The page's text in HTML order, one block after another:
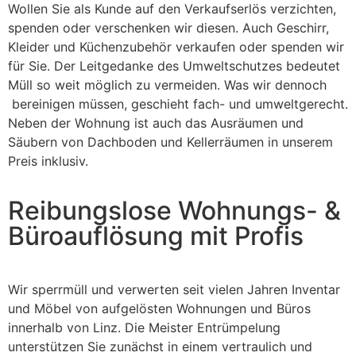
Wollen Sie als Kunde auf den Verkaufserlös verzichten,
spenden oder verschenken wir diesen. Auch Geschirr,
Kleider und Küchenzubehör verkaufen oder spenden wir
für Sie. Der Leitgedanke des Umweltschutzes bedeutet
Müll so weit möglich zu vermeiden. Was wir dennoch
bereinigen müssen, geschieht fach- und umweltgerecht.
Neben der Wohnung ist auch das Ausräumen und
Säubern von Dachboden und Kellerräumen in unserem
Preis inklusiv.
Reibungslose Wohnungs- &
Büroauflösung mit Profis
Wir sperrmüll und verwerten seit vielen Jahren Inventar
und Möbel von aufgelösten Wohnungen und Büros
innerhalb von Linz. Die Meister Entrümpelung
unterstützen Sie zunächst in einem vertraulich und